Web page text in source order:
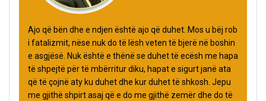
Ajo që bën dhe e ndjen është ajo që duhet. Mos u bëj rob
i fatalizmit, nëse nuk do të lësh veten të bjerë në boshin
e asgjësë. Nuk është e thënë se duhet të ecësh me hapa
të shpejtë për të mbërritur diku, hapat e sigurt janë ata
që të çojnë aty ku duhet dhe kur duhet të shkosh. Jepu
me gjithë shpirt asaj që e do me gjithë zemër dhe do të